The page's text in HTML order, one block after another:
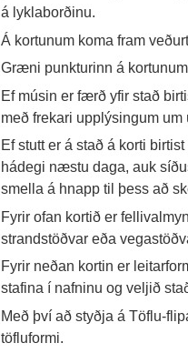
á lyklaborðinu.
Á kortunum koma fram
Græni punkturinn á
Ef músin er færð yfir stað
með frekari upplýsingum um
Ef stutt er á stað á korti
hádegi næstu daga, auk
smella á hnapp til þess að
Fyrir ofan kortið er
strandstöðvar eða
Fyrir neðan kortin er
stafina í nafninu og veljið
Með því að styðja á Töflu-
töfluformi.